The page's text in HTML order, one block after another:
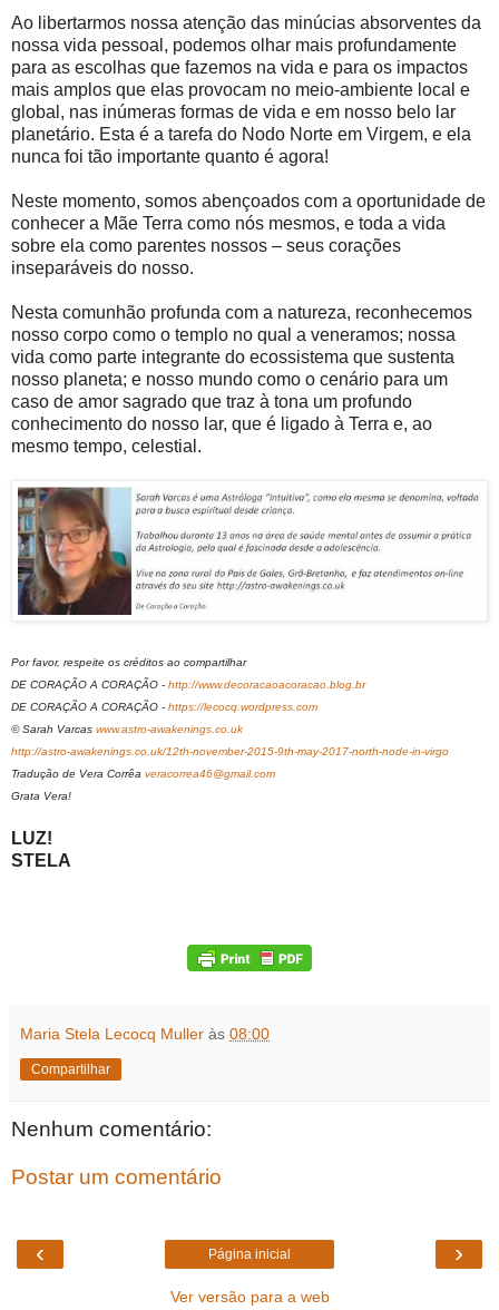
Ao libertarmos nossa atenção das minúcias absorventes da
nossa vida pessoal, podemos olhar mais profundamente
para as escolhas que fazemos na vida e para os impactos
mais amplos que elas provocam no meio-ambiente local e
global, nas inúmeras formas de vida e em nosso belo lar
planetário. Esta é a tarefa do Nodo Norte em Virgem, e ela
nunca foi tão importante quanto é agora!
Neste momento, somos abençoados com a oportunidade de
conhecer a Mãe Terra como nós mesmos, e toda a vida
sobre ela como parentes nossos – seus corações
inseparáveis do nosso.
Nesta comunhão profunda com a natureza, reconhecemos
nosso corpo como o templo no qual a veneramos; nossa
vida como parte integrante do ecossistema que sustenta
nosso planeta; e nosso mundo como o cenário para um
caso de amor sagrado que traz à tona um profundo
conhecimento do nosso lar, que é ligado à Terra e, ao
mesmo tempo, celestial.
Por favor, respeite os créditos ao compartilhar
DE CORAÇÃO A CORAÇÃO - http://www.decoracaoacoracao.blog.br
DE CORAÇÃO A CORAÇÃO - https://lecocq.wordpress.com
© Sarah Varcas www.astro-awakenings.co.uk
http://astro-awakenings.co.uk/12th-november-2015-9th-may-2017-north-node-in-virgo
Tradução de Vera Corrêa veracorrea46@gmail.com
Grata Vera!
LUZ!
STELA
Maria Stela Lecocq Muller às 08:00
Compartilhar
Nenhum comentário:
Postar um comentário
‹ ›
Página inicial
Ver versão para a web